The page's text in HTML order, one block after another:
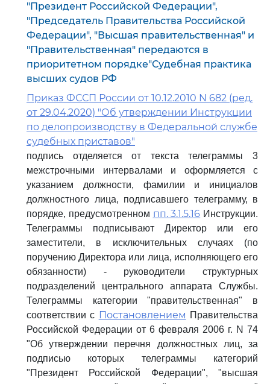
"Президент Российской Федерации",
"Председатель Правительства Российской
Федерации", "Высшая правительственная" и
"Правительственная" передаются в
приоритетном порядке"Судебная практика
высших судов РФ
Приказ ФССП России от 10.12.2010 N 682 (ред.
от 29.04.2020) "Об утверждении Инструкции
по делопроизводству в Федеральной службе
судебных приставов"
подпись отделяется от текста телеграммы 3
межстрочными интервалами и оформляется с
указанием должности, фамилии и инициалов
должностного лица, подписавшего телеграмму, в
порядке, предусмотренном пп. 3.1.5.16 Инструкции.
Телеграммы подписывают Директор или его
заместители, в исключительных случаях (по
поручению Директора или лица, исполняющего его
обязанности) - руководители структурных
подразделений центрального аппарата Службы.
Телеграммы категории "правительственная" в
соответствии с Постановлением Правительства
Российской Федерации от 6 февраля 2006 г. N 74
"Об утверждении перечня должностных лиц, за
подписью которых телеграммы категорий
"Президент Российской Федерации", "высшая